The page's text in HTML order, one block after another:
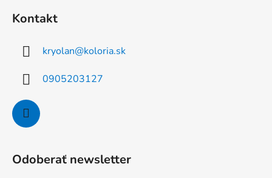
Kontakt
kryolan@koloria.sk
0905203127
Odoberať newsletter